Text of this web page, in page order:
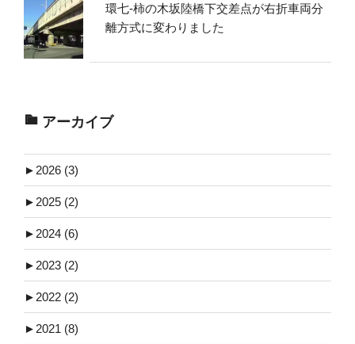
環七-柿の木坂陸橋下交差点が右折車両分
離方式に変わりました
アーカイブ
► 2026 (3)
► 2025 (2)
► 2024 (6)
► 2023 (2)
► 2022 (2)
► 2021 (8)